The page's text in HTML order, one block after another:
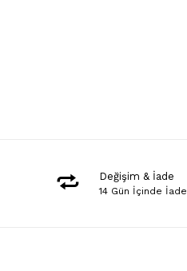
Değişim & İade
14 Gün İçinde İade